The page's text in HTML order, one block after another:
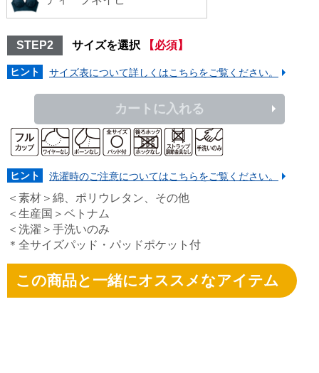
STEP2 サイズを選択 【必須】
ヒント サイズ表について詳しくはこちらをご覧ください。
カートに入れる
ヒント 洗濯時のご注意についてはこちらをご覧ください。
＜素材＞綿、ポリウレタン、その他
＜生産国＞ベトナム
＜洗濯＞手洗いのみ
＊全サイズパッド・パッドポケット付
この商品と一緒にオススメなアイテム